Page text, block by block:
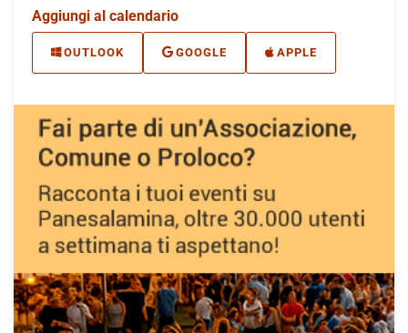
Aggiungi al calendario
OUTLOOK GOOGLE APPLE